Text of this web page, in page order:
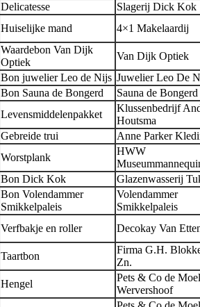
Delicatesse
Slagerij Dick Kok
Huiselijke mand 4×1 Makelaardij
Waardebon Van Dijk
Optiek
Van Dijk Optiek
Bon juwelier Leo de Nijs Juwelier Leo De
Bon Sauna de Bongerd
Sauna de Bongerd
Levensmiddelenpakket
Klussenbedrijf
Houtsma
Gebreide trui
Anne Parker
Worstplank
HWW
Bon Dick Kok
Glazenwasserij
Bon Volendammer
Smikkelpaleis
Volendammer
Smikkelpaleis
Verfbakje en roller Decokay Van
Taartbon
Firma G.H.
Zn.
Hengel
Pets & Co de
Wervershoof